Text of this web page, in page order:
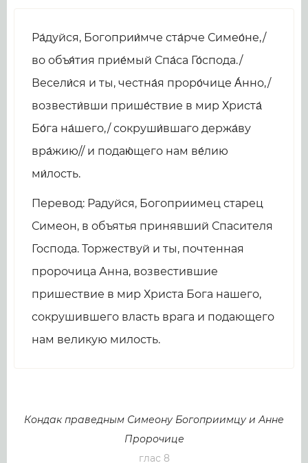
Ра́дуйся, Богоприи́мче ста́рче Симео́не,/
во объя́тия прие́мый Спа́са Го́спода./
Весели́ся и ты, честна́я проро́чице А́нно,/
возвести́вши прише́ствие в мир Христа́
Бо́га на́шего,/ сокруши́вшаго держа́ву
вра́жию// и подаю́щего нам ве́лию
ми́лость.
Перевод: Радуйся, Богоприимец старец
Симеон, в объятья принявший Спасителя
Господа. Торжествуй и ты, почтенная
пророчица Анна, возвестившие
пришествие в мир Христа Бога нашего,
сокрушившего власть врага и подающего
нам великую милость.
Кондак праведным Симеону Богоприимцу и Анне
Пророчице
глас 8